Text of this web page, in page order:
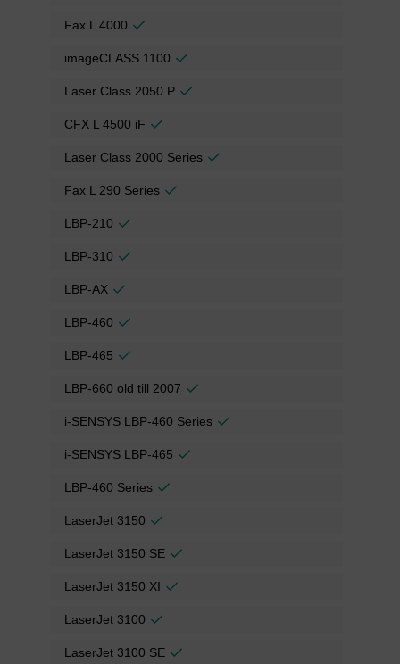
Fax L 4000
imageCLASS 1100
Laser Class 2050 P
CFX L 4500 iF
Laser Class 2000 Series
Fax L 290 Series
LBP-210
LBP-310
LBP-AX
LBP-460
LBP-465
LBP-660 old till 2007
i-SENSYS LBP-460 Series
i-SENSYS LBP-465
LBP-460 Series
LaserJet 3150
LaserJet 3150 SE
LaserJet 3150 XI
LaserJet 3100
LaserJet 3100 SE